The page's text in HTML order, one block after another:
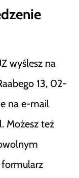
wyślesz na
13, 02-
na e-mail
Możesz też
formularz